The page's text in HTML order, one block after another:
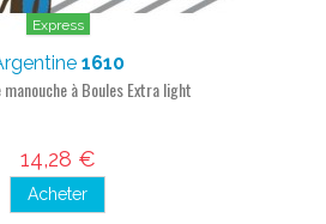
Express
1610
manouche à Boules Extra light
14,28 €
Acheter